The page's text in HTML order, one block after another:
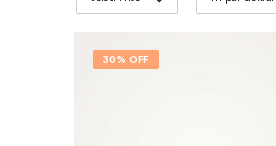
30% OFF